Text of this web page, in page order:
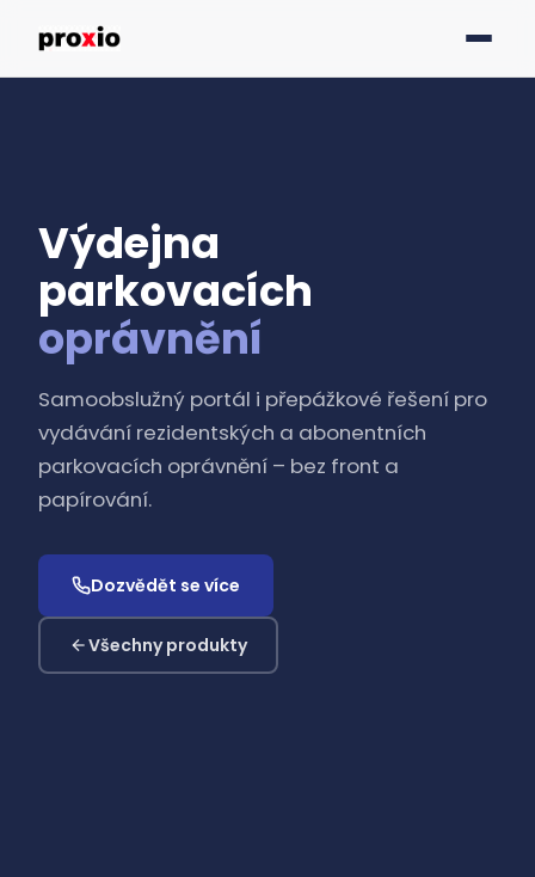
Výdejna
parkovacích
oprávnění
Samoobslužný portál i přepážkové řešení pro
vydávání rezidentských a abonentních
parkovacích oprávnění – bez front a
papírování.
Dozvědět se více
Všechny produkty